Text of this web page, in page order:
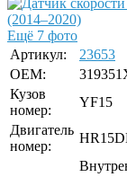
Ещё 7 фото
Артикул:
23653
OEM:
Кузов
номер:
YF15
Двигатель
номер: